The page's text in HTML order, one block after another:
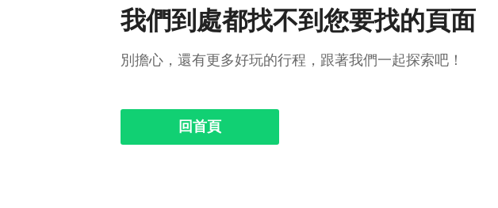
我們到處都找不到您要找的頁面
別擔心，還有更多好玩的行程，跟著我們一起探索吧！
回首頁